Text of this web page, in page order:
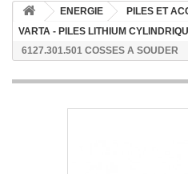
ENERGIE PILES ET
VARTA - PILES LITHIUM
6127.301.501 COSSES A SOUDER